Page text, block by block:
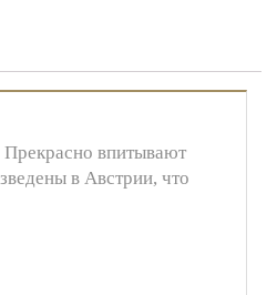
впитывают
в Австрии, что